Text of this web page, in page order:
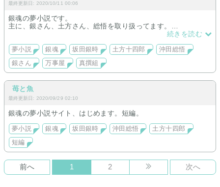
最終更新日: 2020/10/11 00:06
銀魂の夢小説です。
主に、銀さん、土方さん、総悟を取り扱ってます。
続きを読む
夢小説 銀魂 坂田銀時 土方十四郎
沖田総悟
銀さん
万事屋 真撰組
苺と魚
最終更新日: 2020/09/29 02:10
銀魂の夢小説サイト、はじめます。短編。
夢小説 銀魂 坂田銀時 沖田総悟
土方十四郎
短編
前へ 1 2 次へ